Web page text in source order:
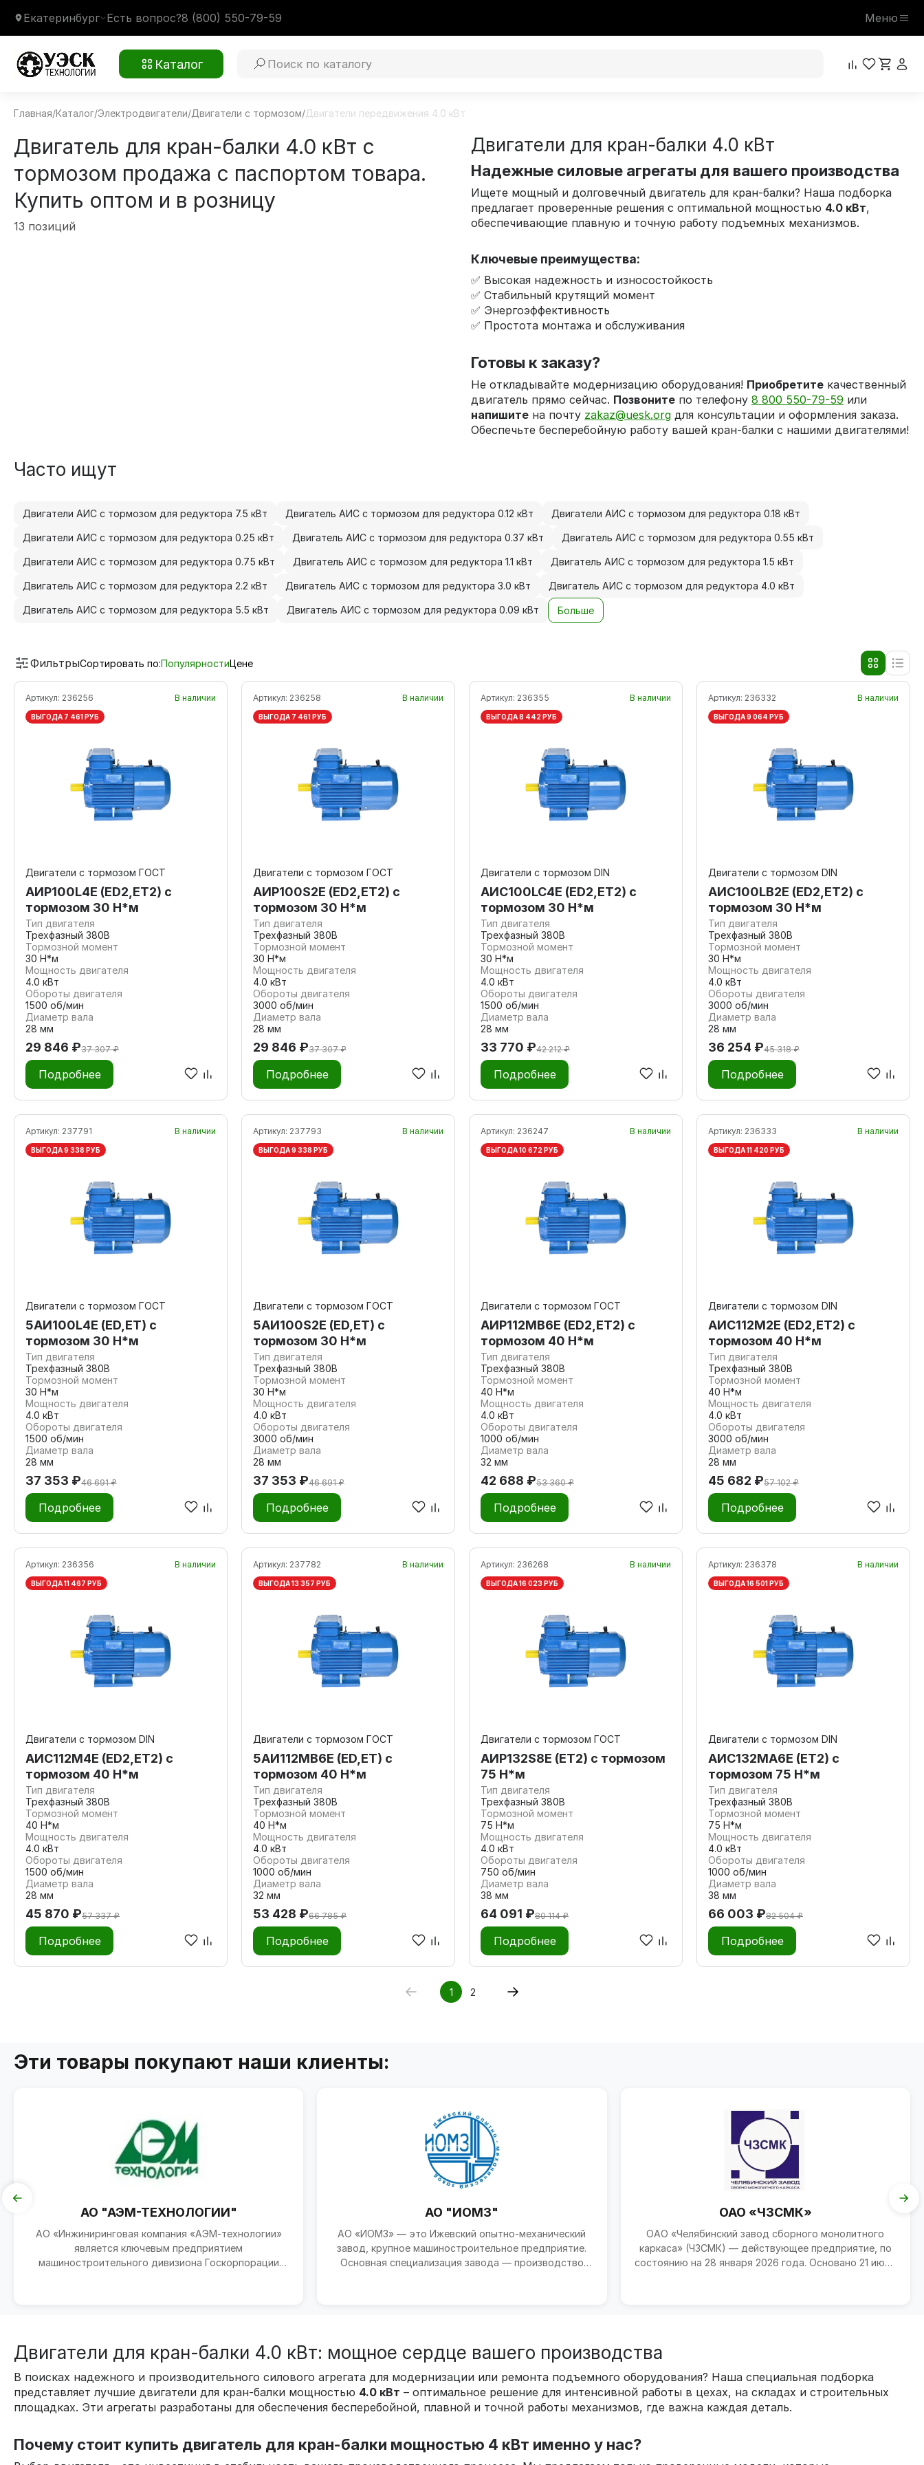
Екатеринбург Есть вопрос?8 (800) 550-79-59 Меню
Каталог
Главная/Каталог/Электродвигатели/Двигатели с тормозом/Двигатели передвижения 4.0 кВт
Двигатель для кран-балки 4.0 кВт с
тормозом продажа с паспортом товара.
Купить оптом и в розницу
13 позиций
Двигатели для кран-балки 4.0 кВт
Надежные силовые агрегаты для вашего производства
Ищете мощный и долговечный двигатель для кран-балки? Наша подборка
предлагает проверенные решения с оптимальной мощностью 4.0 кВт,
обеспечивающие плавную и точную работу подъемных механизмов.
Ключевые преимущества:
✅ Высокая надежность и износостойкость
✅ Стабильный крутящий момент
✅ Энергоэффективность
✅ Простота монтажа и обслуживания
Готовы к заказу?
Не откладывайте модернизацию оборудования! Приобретите качественный
двигатель прямо сейчас. Позвоните по телефону8 800 550-79-59 или
напишите на почту zakaz@uesk.org для консультации и оформления заказа.
Обеспечьте бесперебойную работу вашей кран-балки с нашими двигателями!
Часто ищут
Двигатели АИС с тормозом для редуктора 7.5 кВт Двигатель АИС с тормозом для редуктора 0.12 кВт Двигатели АИС с тормозом для редуктора 0.18 кВт
Двигатели АИС с тормозом для редуктора 0.25 кВт Двигатель АИС с тормозом для редуктора 0.37 кВт Двигатель АИС с тормозом для редуктора 0.55 кВт
Двигатели АИС с тормозом для редуктора 0.75 кВт Двигатель АИС с тормозом для редуктора 1.1 кВт Двигатель АИС с тормозом для редуктора 1.5 кВт
Двигатель АИС с тормозом для редуктора 2.2 кВт Двигатель АИС с тормозом для редуктора 3.0 кВт Двигатель АИС с тормозом для редуктора 4.0 кВт
Двигатель АИС с тормозом для редуктора 5.5 кВт Двигатель АИС с тормозом для редуктора 0.09 кВт Больше
ФильтрыСортировать по:ПопулярностиЦене
Артикул: 236256 В наличии
ВЫГОДА 7 461 РУБ
Двигатели с тормозом ГОСТ
АИР100L4E (ED2,ET2) с
тормозом 30 Н*м
Тип двигателя
Трехфазный 380В
Тормозной момент
30 Н*м
Мощность двигателя
4.0 кВт
Обороты двигателя
1500 об/мин
Диаметр вала
28 мм
29 846 ₽37 307 ₽
Подробнее
Артикул: 236258 В наличии
ВЫГОДА 7 461 РУБ
Двигатели с тормозом ГОСТ
АИР100S2E (ED2,ET2) с
тормозом 30 Н*м
Тип двигателя
Трехфазный 380В
Тормозной момент
30 Н*м
Мощность двигателя
4.0 кВт
Обороты двигателя
3000 об/мин
Диаметр вала
28 мм
29 846 ₽37 307 ₽
Подробнее
Артикул: 236355 В наличии
ВЫГОДА 8 442 РУБ
Двигатели с тормозом DIN
AИC100LC4Е (ED2,ET2) с
тормозом 30 Н*м
Тип двигателя
Трехфазный 380В
Тормозной момент
30 Н*м
Мощность двигателя
4.0 кВт
Обороты двигателя
1500 об/мин
Диаметр вала
28 мм
33 770 ₽42 212 ₽
Подробнее
Артикул: 236332 В наличии
ВЫГОДА 9 064 РУБ
Двигатели с тормозом DIN
AИC100LB2Е (ED2,ET2) с
тормозом 30 Н*м
Тип двигателя
Трехфазный 380В
Тормозной момент
30 Н*м
Мощность двигателя
4.0 кВт
Обороты двигателя
3000 об/мин
Диаметр вала
28 мм
36 254 ₽45 318 ₽
Подробнее
Артикул: 237791 В наличии
ВЫГОДА 9 338 РУБ
Двигатели с тормозом ГОСТ
5АИ100L4E (ED,ET) с
тормозом 30 Н*м
Тип двигателя
Трехфазный 380В
Тормозной момент
30 Н*м
Мощность двигателя
4.0 кВт
Обороты двигателя
1500 об/мин
Диаметр вала
28 мм
37 353 ₽46 691 ₽
Подробнее
Артикул: 237793 В наличии
ВЫГОДА 9 338 РУБ
Двигатели с тормозом ГОСТ
5АИ100S2E (ED,ET) с
тормозом 30 Н*м
Тип двигателя
Трехфазный 380В
Тормозной момент
30 Н*м
Мощность двигателя
4.0 кВт
Обороты двигателя
3000 об/мин
Диаметр вала
28 мм
37 353 ₽46 691 ₽
Подробнее
Артикул: 236247 В наличии
ВЫГОДА 10 672 РУБ
Двигатели с тормозом ГОСТ
АИР112МВ6E (ED2,ET2) с
тормозом 40 Н*м
Тип двигателя
Трехфазный 380В
Тормозной момент
40 Н*м
Мощность двигателя
4.0 кВт
Обороты двигателя
1000 об/мин
Диаметр вала
32 мм
42 688 ₽53 360 ₽
Подробнее
Артикул: 236333 В наличии
ВЫГОДА 11 420 РУБ
Двигатели с тормозом DIN
АИС112М2Е (ED2,ET2) с
тормозом 40 Н*м
Тип двигателя
Трехфазный 380В
Тормозной момент
40 Н*м
Мощность двигателя
4.0 кВт
Обороты двигателя
3000 об/мин
Диаметр вала
28 мм
45 682 ₽57 102 ₽
Подробнее
Артикул: 236356 В наличии
ВЫГОДА 11 467 РУБ
Двигатели с тормозом DIN
АИС112М4Е (ED2,ET2) с
тормозом 40 Н*м
Тип двигателя
Трехфазный 380В
Тормозной момент
40 Н*м
Мощность двигателя
4.0 кВт
Обороты двигателя
1500 об/мин
Диаметр вала
28 мм
45 870 ₽57 337 ₽
Подробнее
Артикул: 237782 В наличии
ВЫГОДА 13 357 РУБ
Двигатели с тормозом ГОСТ
5АИ112МВ6E (ED,ET) с
тормозом 40 Н*м
Тип двигателя
Трехфазный 380В
Тормозной момент
40 Н*м
Мощность двигателя
4.0 кВт
Обороты двигателя
1000 об/мин
Диаметр вала
32 мм
53 428 ₽66 785 ₽
Подробнее
Артикул: 236268 В наличии
ВЫГОДА 16 023 РУБ
Двигатели с тормозом ГОСТ
АИР132S8E (ET2) с тормозом
75 Н*м
Тип двигателя
Трехфазный 380В
Тормозной момент
75 Н*м
Мощность двигателя
4.0 кВт
Обороты двигателя
750 об/мин
Диаметр вала
38 мм
64 091 ₽80 114 ₽
Подробнее
Артикул: 236378 В наличии
ВЫГОДА 16 501 РУБ
Двигатели с тормозом DIN
АИС132МА6Е (ET2) с
тормозом 75 Н*м
Тип двигателя
Трехфазный 380В
Тормозной момент
75 Н*м
Мощность двигателя
4.0 кВт
Обороты двигателя
1000 об/мин
Диаметр вала
38 мм
66 003 ₽82 504 ₽
Подробнее
1 2
Эти товары покупают наши клиенты:
АО "АЭМ-ТЕХНОЛОГИИ"
АО «Инжиниринговая компания «АЭМ-технологии»
является ключевым предприятием
машиностроительного дивизиона Госкорпорации
АО "ИОМЗ"
АО «ИОМЗ» — это Ижевский опытно-механический
завод, крупное машиностроительное предприятие.
Основная специализация завода — производство
ОАО «ЧЗСМК»
ОАО «Челябинский завод сборного монолитного
каркаса» (ЧЗСМК) — действующее предприятие, по
состоянию на 28 января 2026 года. Основано 21 июня
Двигатели для кран-балки 4.0 кВт: мощное сердце вашего производства
В поисках надежного и производительного силового агрегата для модернизации или ремонта подъемного оборудования? Наша специальная подборка
представляет лучшие двигатели для кран-балки мощностью 4.0 кВт – оптимальное решение для интенсивной работы в цехах, на складах и строительных
площадках. Эти агрегаты разработаны для обеспечения бесперебойной, плавной и точной работы механизмов, где важна каждая деталь.
Почему стоит купить двигатель для кран-балки мощностью 4 кВт именно у нас?